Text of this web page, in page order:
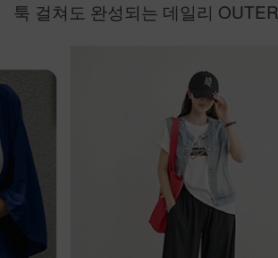
툭 걸쳐도 완성되는 데일리 OUTER